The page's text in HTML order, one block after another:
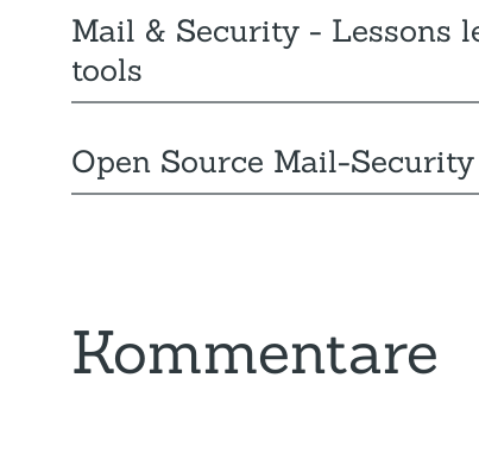
Mail & Security - Lessons
tools
Open Source Mail-
Kommentare